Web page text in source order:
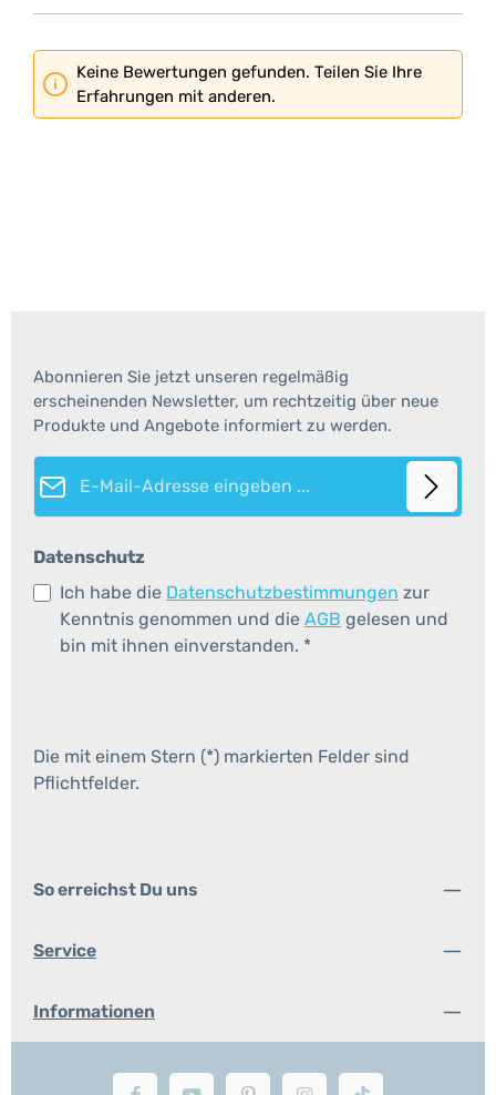
Keine Bewertungen gefunden. Teilen Sie Ihre
Erfahrungen mit anderen.
Abonnieren Sie jetzt unseren regelmäßig
erscheinenden Newsletter, um rechtzeitig über neue
Produkte und Angebote informiert zu werden.
E-Mail-Adresse*
Datenschutz
Ich habe die Datenschutzbestimmungen zur
Kenntnis genommen und die AGB gelesen und
bin mit ihnen einverstanden. *
Die mit einem Stern (*) markierten Felder sind
Pflichtfelder.
So erreichst Du uns
Service
Informationen